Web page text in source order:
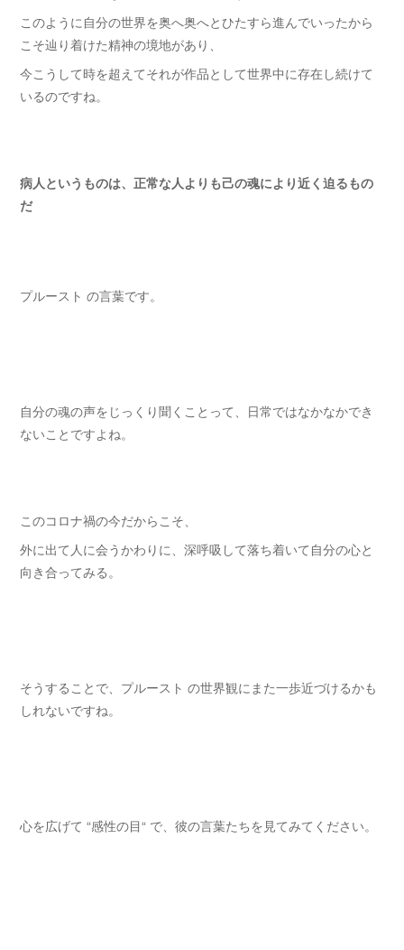
このように自分の世界を奥へ奥へとひたすら進んでいったから
こそ辿り着けた精神の境地があり、
今こうして時を超えてそれが作品として世界中に存在し続けて
いるのですね。
病人というものは、正常な人よりも己の魂により近く迫るもの
だ
プルースト の言葉です。
自分の魂の声をじっくり聞くことって、日常ではなかなかでき
ないことですよね。
このコロナ禍の今だからこそ、
外に出て人に会うかわりに、深呼吸して落ち着いて自分の心と
向き合ってみる。
そうすることで、プルースト の世界観にまた一歩近づけるかも
しれないですね。
心を広げて “感性の目“ で、彼の言葉たちを見てみてください。